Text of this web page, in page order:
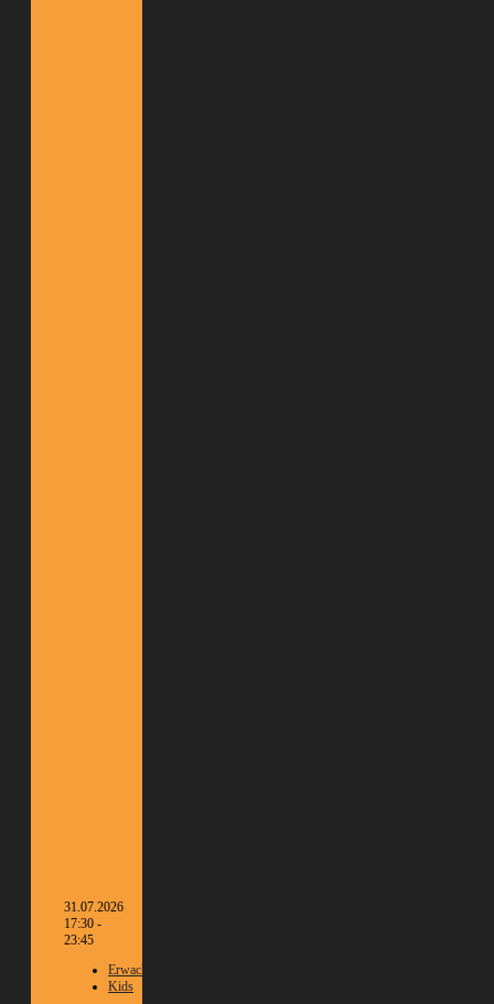
31.07.2026
17:30 -
23:45
Erwachsene
Kids